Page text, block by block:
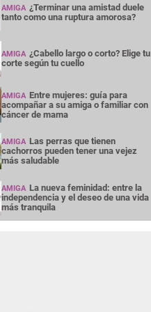
AMIGA ¿Terminar una amistad duele
tanto como una ruptura amorosa?
AMIGA ¿Cabello largo o corto? Elige tu
corte según tu cuello
AMIGA Entre mujeres: guía para
acompañar a su amiga o familiar con
cáncer de mama
AMIGA Las perras que tienen
cachorros pueden tener una vejez
más saludable
AMIGA La nueva feminidad: entre la
independencia y el deseo de una vida
más tranquila